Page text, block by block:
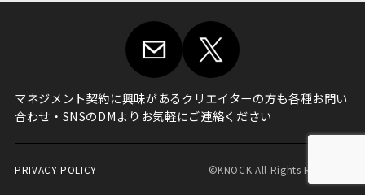
マネジメント契約に興味があるクリエイターの方も各種お問い
合わせ・ SNSのDMよりお気軽にご連絡ください
PRIVACY POLICY ©KNOCK All Rights Reserved.